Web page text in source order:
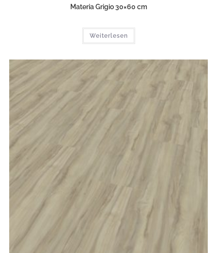
Materia Grigio 30×60 cm
Weiterlesen